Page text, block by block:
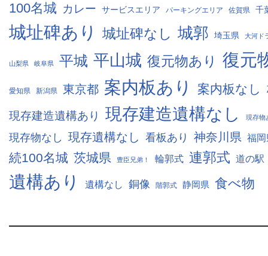
100名城 カレー サービスエリア パーキングエリア 佐賀県 千
城址碑あり 城址碑なし 城郭 埼玉県 大河ド
山梨県 岐阜県 平城 平山城 復元物あり 復元
愛知県 新潟県 東京都 案内板あり 案内板なし
現存建造遺構あり 現存建造遺構なし 現存物
現存物なし 現存遺構なし 看板あり 神奈川県 福岡
続100名城 茨城県 豊臣兄弟！ 輪郭式 連郭式 道の駅
遺構あり 遺構なし 銅像 階郭式 静岡県 食べ物